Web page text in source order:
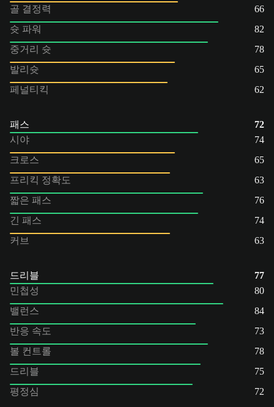
골 결정력
66
슛 파워
82
중거리 슛
78
발리슛
65
페널티킥
62
패스
72
시야
74
크로스
65
프리킥 정확도
63
짧은 패스
76
긴 패스
74
커브
63
드리블
77
민첩성
80
밸런스
84
반응 속도
73
볼 컨트롤
78
드리블
75
평정심
72